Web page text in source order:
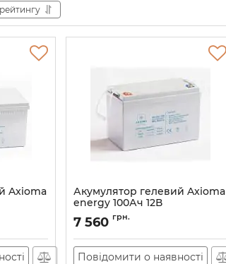
рейтингу
Axioma
Акумулятор гелевий Axioma
energy 100Ач 12В
Артикул: 84
7 560 грн.
Повідомити о наявності